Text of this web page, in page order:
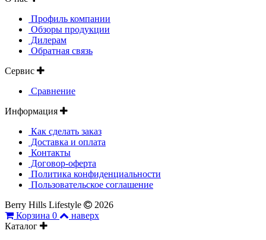
Профиль компании
Обзоры продукции
Дилерам
Обратная связь
Сервис
Сравнение
Информация
Как сделать заказ
Доставка и оплата
Контакты
Договор-оферта
Политика конфиденциальности
Пользовательское соглашение
Berry Hills Lifestyle
2026
Корзина 0
наверх
Каталог